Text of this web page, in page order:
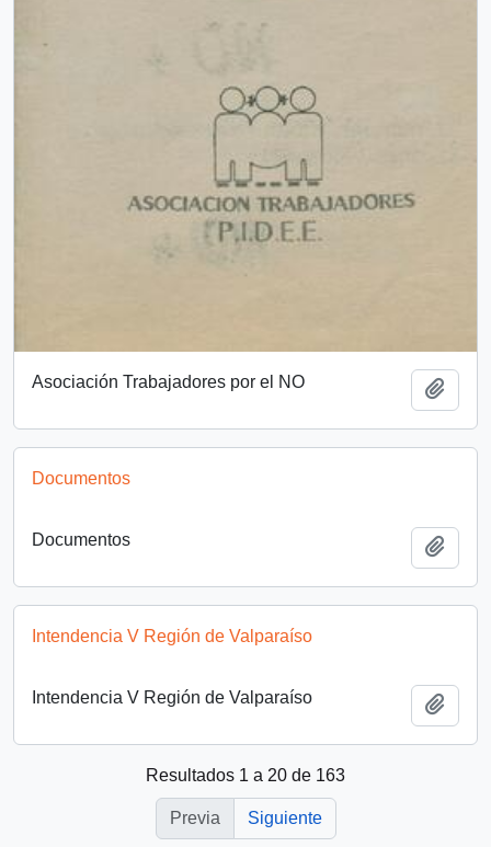
Asociación Trabajadores por el NO
Documentos
Documentos
Intendencia V Región de Valparaíso
Intendencia V Región de Valparaíso
Resultados 1 a 20 de 163
Previa Siguiente